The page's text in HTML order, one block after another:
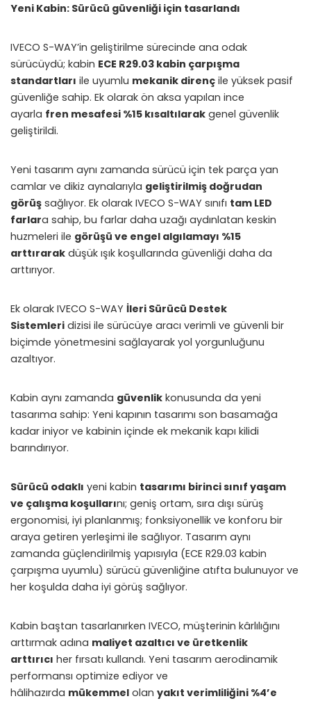
Yeni Kabin: Sürücü güvenliği için tasarlandı
IVECO S-WAY’in geliştirilme sürecinde ana odak
sürücüydü; kabin ECE R29.03 kabin çarpışma
standartları ile uyumlu mekanik direnç ile yüksek pasif
güvenliğe sahip. Ek olarak ön aksa yapılan ince
ayarla fren mesafesi %15 kısaltılarak genel güvenlik
geliştirildi.
Yeni tasarım aynı zamanda sürücü için tek parça yan
camlar ve dikiz aynalarıyla geliştirilmiş doğrudan
görüş sağlıyor. Ek olarak IVECO S-WAY sınıfı tam LED
farlara sahip, bu farlar daha uzağı aydınlatan keskin
huzmeleri ile görüşü ve engel algılamayı %15
arttırarak düşük ışık koşullarında güvenliği daha da
arttırıyor.
Ek olarak IVECO S-WAY İleri Sürücü Destek
Sistemleri dizisi ile sürücüye aracı verimli ve güvenli bir
biçimde yönetmesini sağlayarak yol yorgunluğunu
azaltıyor.
Kabin aynı zamanda güvenlik konusunda da yeni
tasarıma sahip: Yeni kapının tasarımı son basamağa
kadar iniyor ve kabinin içinde ek mekanik kapı kilidi
barındırıyor.
Sürücü odaklı yeni kabin tasarımı birinci sınıf yaşam
ve çalışma koşullarını; geniş ortam, sıra dışı sürüş
ergonomisi, iyi planlanmış; fonksiyonellik ve konforu bir
araya getiren yerleşimi ile sağlıyor. Tasarım aynı
zamanda güçlendirilmiş yapısıyla (ECE R29.03 kabin
çarpışma uyumlu) sürücü güvenliğine atıfta bulunuyor ve
her koşulda daha iyi görüş sağlıyor.
Kabin baştan tasarlanırken IVECO, müşterinin kârlılığını
arttırmak adına maliyet azaltıcı ve üretkenlik
arttırıcı her fırsatı kullandı. Yeni tasarım aerodinamik
performansı optimize ediyor ve
hâlihazırda mükemmel olan yakıt verimliliğini %4’e